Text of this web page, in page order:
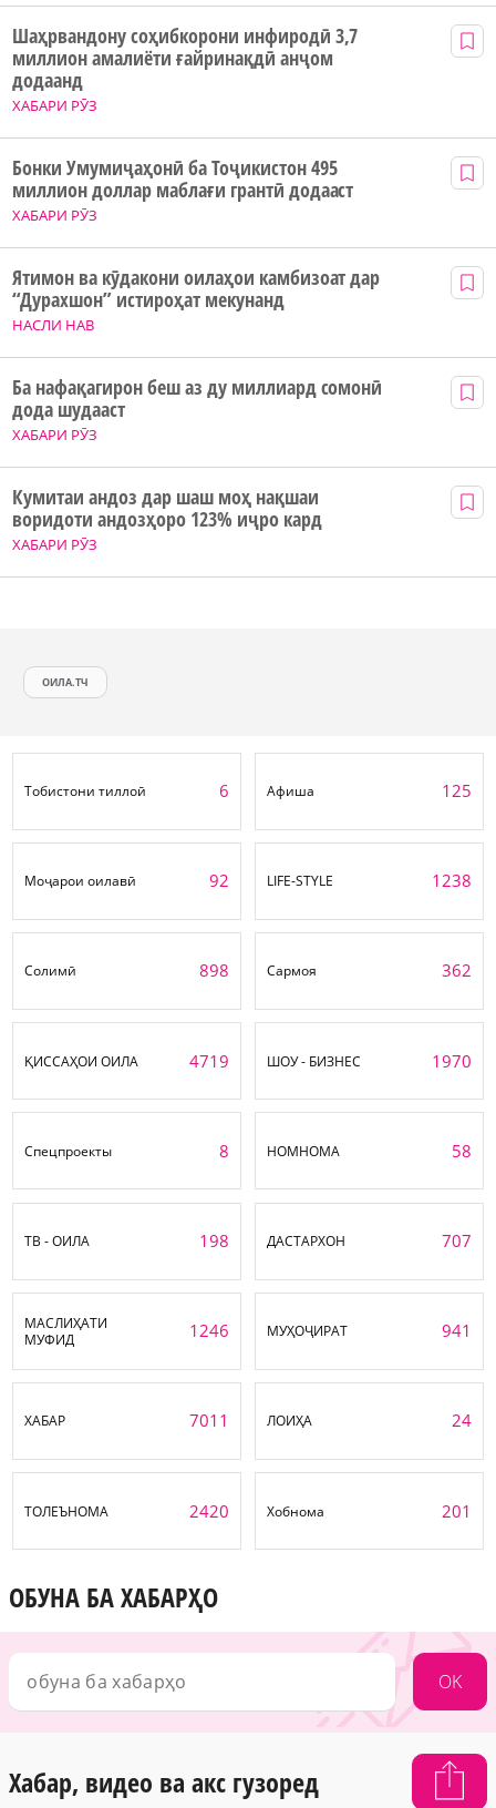
ХАБАРИ РӮЗ
Шаҳрвандону соҳибкорони инфиродӣ 3,7
миллион амалиёти ғайринақдӣ анҷом
додаанд
ХАБАРИ РӮЗ
Бонки Умумиҷаҳонӣ ба Тоҷикистон 495
миллион доллар маблағи грантӣ додааст
НАСЛИ НАВ
Ятимон ва кӯдакони оилаҳои камбизоат дар
“Дурахшон” истироҳат мекунанд
ХАБАРИ РӮЗ
Ба нафақагирон беш аз ду миллиард сомонӣ
дода шудааст
ХАБАРИ РӮЗ
Кумитаи андоз дар шаш моҳ нақшаи
воридоти андозҳоро 123% иҷро кард
ОИЛА.ТЧ
Тобистони тиллоӣ 6 Афиша 125
Моҷарои оилавӣ 92 LIFE-STYLE 1238
Солимӣ 898 Сармоя 362
ҚИССАҲОИ ОИЛА 4719 ШОУ - БИЗНЕС 1970
Спецпроекты 8 НОМНОМА 58
ТВ - ОИЛА 198 ДАСТАРХОН 707
МАСЛИҲАТИ
МУФИД
1246 МУҲОҶИРАТ 941
ХАБАР 7011 ЛОИҲА 24
ТОЛЕЪНОМА 2420 Хобнома 201
ОБУНА БА ХАБАРҲО
OK
Хабар, видео ва акс гузоред